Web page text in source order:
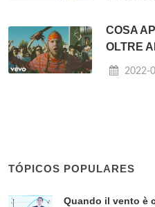
COSA
OLTRE
2022-
TÓPICOS POPULARES
Quando il vento è